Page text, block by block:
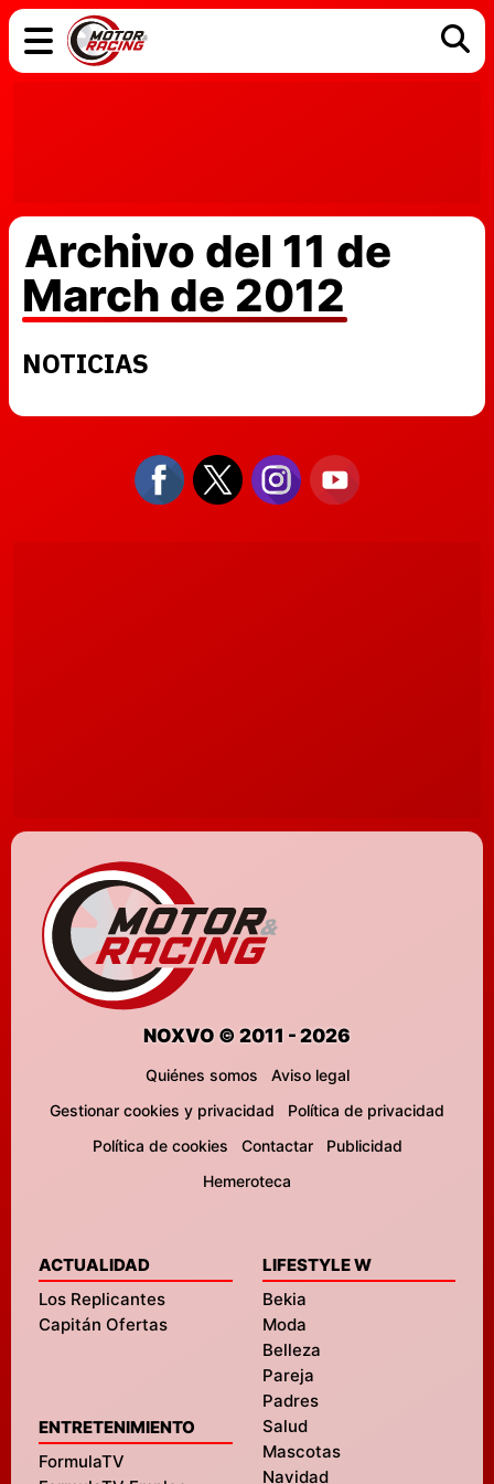
Archivo del 11 de
March de 2012
NOTICIAS
NOXVO © 2011 - 2026
Quiénes somos
Aviso legal
Gestionar cookies y privacidad
Política de privacidad
Política de cookies
Contactar
Publicidad
Hemeroteca
ACTUALIDAD
Los Replicantes
Capitán Ofertas
ENTRETENIMIENTO
FormulaTV
LIFESTYLE W
Bekia
Moda
Belleza
Pareja
Padres
Salud
Mascotas
Navidad